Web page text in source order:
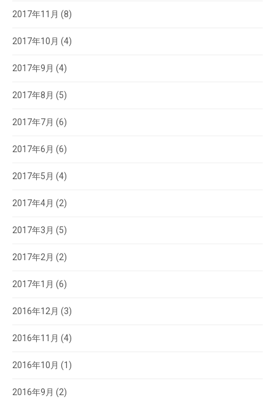
2017年11月 (8)
2017年10月 (4)
2017年9月 (4)
2017年8月 (5)
2017年7月 (6)
2017年6月 (6)
2017年5月 (4)
2017年4月 (2)
2017年3月 (5)
2017年2月 (2)
2017年1月 (6)
2016年12月 (3)
2016年11月 (4)
2016年10月 (1)
2016年9月 (2)